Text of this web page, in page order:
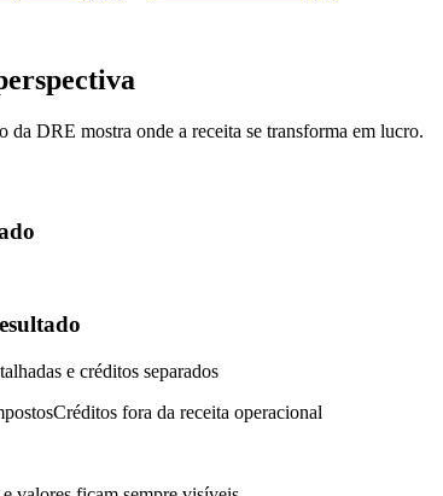
DRE mostra onde a receita se transforma em lucro.
e créditos separados
Créditos fora da receita operacional